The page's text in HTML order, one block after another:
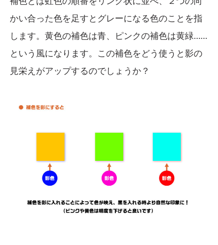
かい合った色を足すとグレーになる色のことを指
します。黄色の補色は青、ピンクの補色は黄緑……
という風になります。この補色をどう使うと影の
見栄えがアップするのでしょうか？